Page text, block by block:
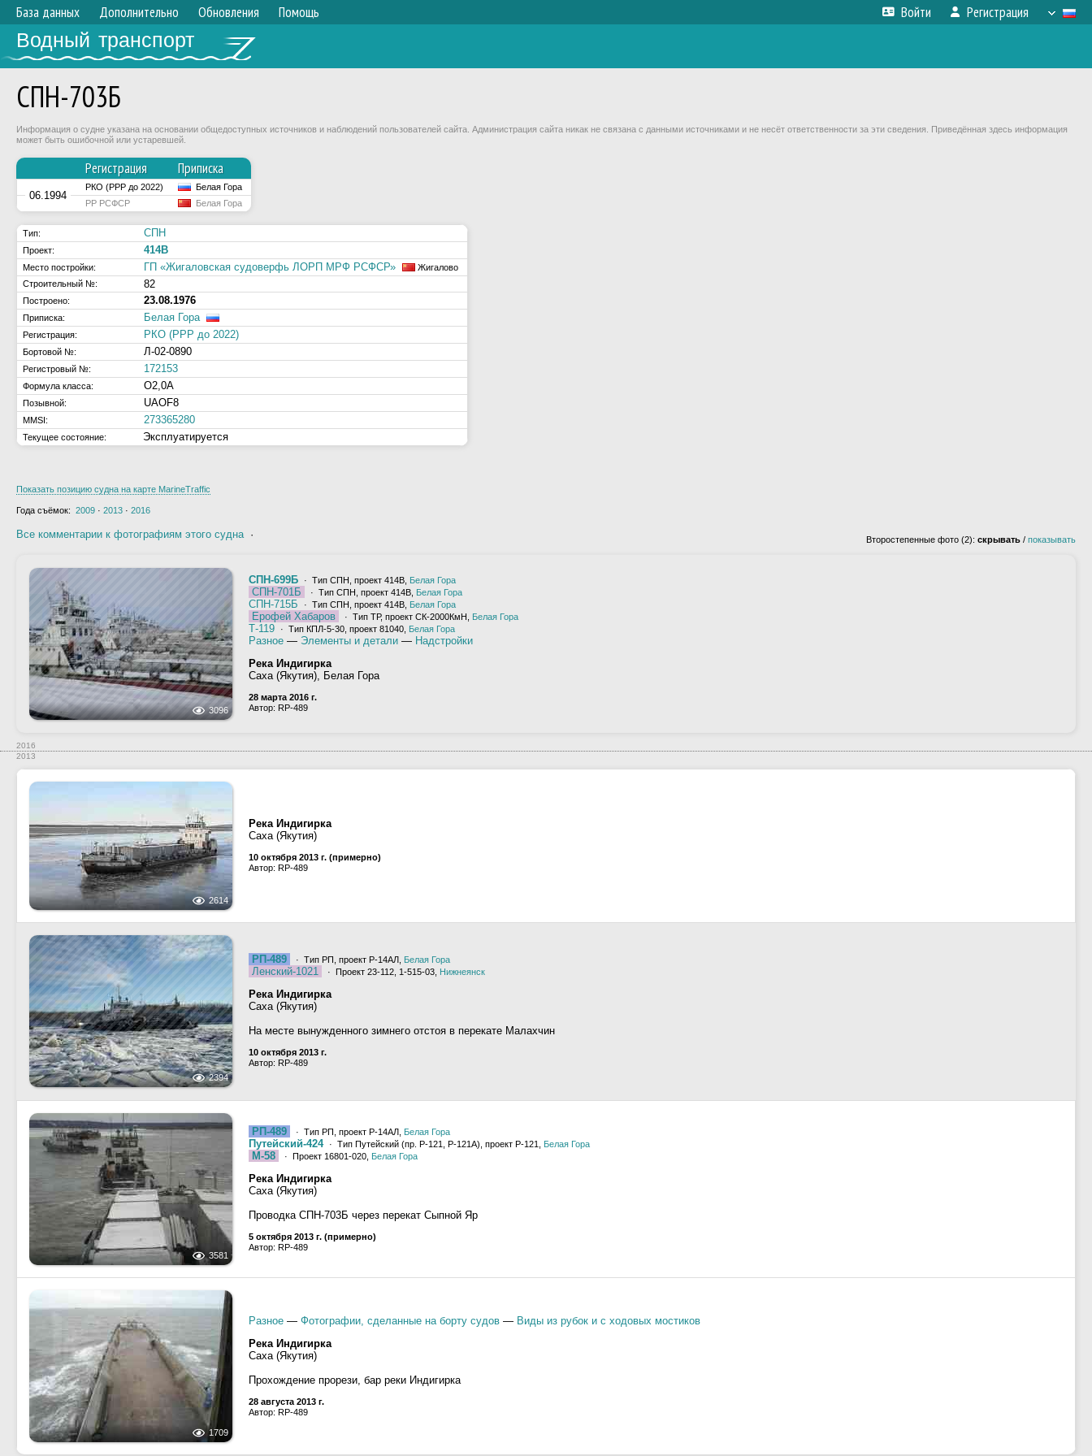
База данных Дополнительно Обновления Помощь Войти Регистрация
Водный транспорт
СПН-703Б
Информация о судне указана на основании общедоступных источников и наблюдений пользователей сайта. Администрация сайта никак не связана с данными источниками и не несёт ответственности за эти сведения. Приведённая здесь информация
может быть ошибочной или устаревшей.
Регистрация Приписка
06.1994
РКО (РРР до 2022)
Белая Гора
РР РСФСР
Белая Гора
Тип: СПН
Проект: 414В
Место постройки: ГП «Жигаловская судоверфь ЛОРП МРФ РСФСР»
Жигалово
Строительный №:
82
Построено: 23.08.1976
Приписка: Белая Гора
Регистрация: РКО (РРР до 2022)
Бортовой №: Л-02-0890
Регистровый №: 172153
Формула класса: О2,0А
Позывной: UAOF8
MMSI: 273365280
Текущее состояние: Эксплуатируется
Показать позицию судна на карте MarineTraffic
Года съёмок: 2009 · 2013 · 2016
Все комментарии к фотографиям этого судна· Второстепенные фото (2): скрывать / показывать
3096
СПН-699Б · Тип СПН, проект 414В, Белая Гора
СПН-701Б · Тип СПН, проект 414В, Белая Гора
СПН-715Б · Тип СПН, проект 414В, Белая Гора
Ерофей Хабаров · Тип ТР, проект СК-2000КмН, Белая Гора
Т-119 · Тип КПЛ-5-30, проект 81040, Белая Гора
Разное — Элементы и детали — Надстройки
Река Индигирка
Саха (Якутия), Белая Гора
28 марта 2016 г.
Автор: RP-489
2016
2013
2614
Река Индигирка
Саха (Якутия)
10 октября 2013 г. (примерно)
Автор: RP-489
2394
РП-489 · Тип РП, проект Р-14АЛ, Белая Гора
Ленский-1021 · Проект 23-112, 1-515-03, Нижнеянск
Река Индигирка
Саха (Якутия)
На месте вынужденного зимнего отстоя в перекате Малахчин
10 октября 2013 г.
Автор: RP-489
3581
РП-489 · Тип РП, проект Р-14АЛ, Белая Гора
Путейский-424 · Тип Путейский (пр. Р-121, Р-121А), проект Р-121, Белая Гора
М-58 · Проект 16801-020, Белая Гора
Река Индигирка
Саха (Якутия)
Проводка СПН-703Б через перекат Сыпной Яр
5 октября 2013 г. (примерно)
Автор: RP-489
1709
Разное — Фотографии, сделанные на борту судов — Виды из рубок и с ходовых мостиков
Река Индигирка
Саха (Якутия)
Прохождение прорези, бар реки Индигирка
28 августа 2013 г.
Автор: RP-489